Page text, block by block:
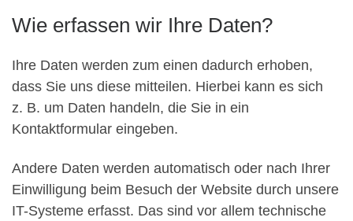
Wie erfassen wir Ihre Daten?
Ihre Daten werden zum einen dadurch erhoben,
dass Sie uns diese mitteilen. Hierbei kann es sich
z. B. um Daten handeln, die Sie in ein
Kontaktformular eingeben.
Andere Daten werden automatisch oder nach Ihrer
Einwilligung beim Besuch der Website durch unsere
IT-Systeme erfasst. Das sind vor allem technische